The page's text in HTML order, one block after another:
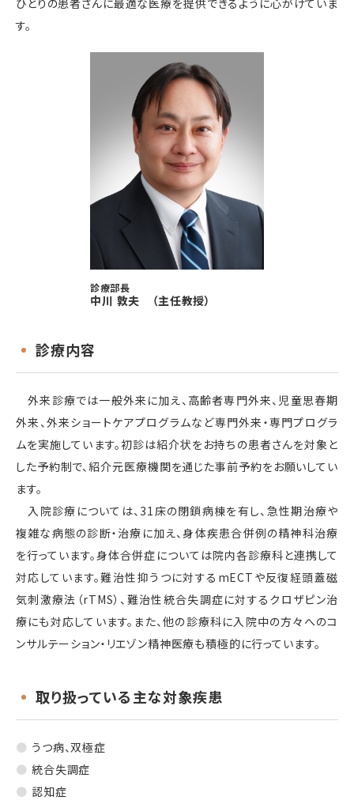
ひとりの患者さんに最適な医療を提供できるように心がけていま
す。
診療部長
中川 敦夫 （主任教授）
診療内容
外来診療では一般外来に加え、高齢者専門外来、児童思春期
外来、外来ショートケアプログラムなど専門外来・専門プログラ
ムを実施しています。初診は紹介状をお持ちの患者さんを対象と
した予約制で、紹介元医療機関を通じた事前予約をお願いしてい
ます。
入院診療については、31床の閉鎖病棟を有し、急性期治療や
複雑な病態の診断・治療に加え、身体疾患合併例の精神科治療
を行っています。身体合併症については院内各診療科と連携して
対応しています。難治性抑うつに対するmECTや反復経頭蓋磁
気刺激療法（rTMS）、難治性統合失調症に対するクロザピン治
療にも対応しています。また、他の診療科に入院中の方々へのコ
ンサルテーション・リエゾン精神医療も積極的に行っています。
取り扱っている主な対象疾患
うつ病、双極症
統合失調症
認知症